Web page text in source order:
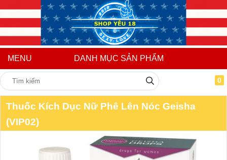
MENU DANH MỤC SẢN PHẨM
0
Thuốc Kích Dục Nữ Phê Lên Nóc Geisha
(VIP02)